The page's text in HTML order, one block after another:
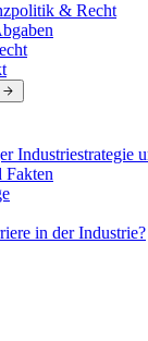
& Recht
Industriestrategie
Fakten
in der Industrie?